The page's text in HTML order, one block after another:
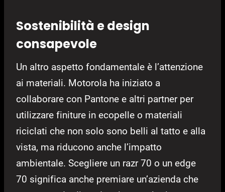
Sostenibilità e design
consapevole
Un altro aspetto fondamentale è l’attenzione
ai materiali. Motorola ha iniziato a
collaborare con Pantone e altri partner per
utilizzare finiture in ecopelle o materiali
riciclati che non solo sono belli al tatto e alla
vista, ma riducono anche l’impatto
ambientale. Scegliere un razr 70 o un edge
70 significa anche premiare un’azienda che